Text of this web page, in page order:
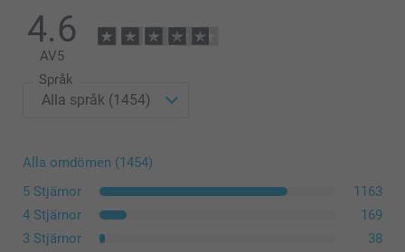
4.6
AV5
Språk
Alla omdömen (1454)
5 Stjärnor
1163
4 Stjärnor
169
3 Stjärnor
38